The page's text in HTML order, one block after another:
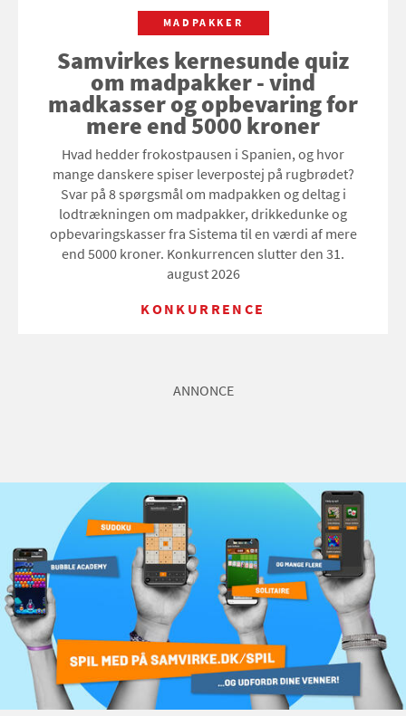
MADPAKKER
Samvirkes kernesunde quiz
om madpakker - vind
madkasser og opbevaring for
mere end 5000 kroner
Hvad hedder frokostpausen i Spanien, og hvor
mange danskere spiser leverpostej på rugbrødet?
Svar på 8 spørgsmål om madpakken og deltag i
lodtrækningen om madpakker, drikkedunke og
opbevaringskasser fra Sistema til en værdi af mere
end 5000 kroner. Konkurrencen slutter den 31.
august 2026
KONKURRENCE
ANNONCE